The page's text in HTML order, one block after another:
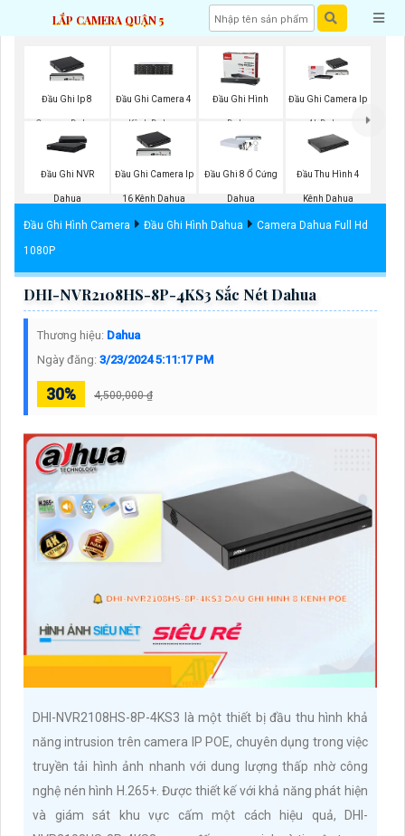
LẮP CAMERA QUẬN 5
Đầu Ghi Ip 8
Camera Dahua
Đầu Ghi Camera 4
Kênh Dahua
Đầu Ghi Hình
Dahua
Đầu Ghi Camera Ip
4k Dahua
Đầu Ghi NVR
Dahua
Đầu Ghi Camera Ip
16 Kênh Dahua
Đầu Ghi 8 Ổ Cứng
Dahua
Đầu Thu Hình 4
Kênh Dahua
Đầu Ghi Hình Camera Đầu Ghi Hình Dahua
Camera Dahua Full Hd
1080P
DHI-NVR2108HS-8P-4KS3 Sắc Nét Dahua
Thương hiệu: Dahua
Ngày đăng: 3/23/2024 5:11:17 PM
30% 4,500,000 ₫
DHI-NVR2108HS-8P-4KS3 là một thiết bị đầu thu hình khả
năng intrusion trên camera IP POE, chuyên dụng trong việc
truyền tải hình ảnh nhanh với dung lượng thấp nhờ công
nghệ nén hình H.265+. Được thiết kế với khả năng phát hiện
và giám sát khu vực cấm một cách hiệu quả, DHI-